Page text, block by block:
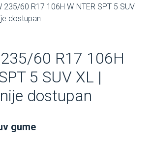
235/60 R17 106H WINTER SPT 5 SUV
dostupan
60 R17 106H
5 SUV XL |
dostupan
gume